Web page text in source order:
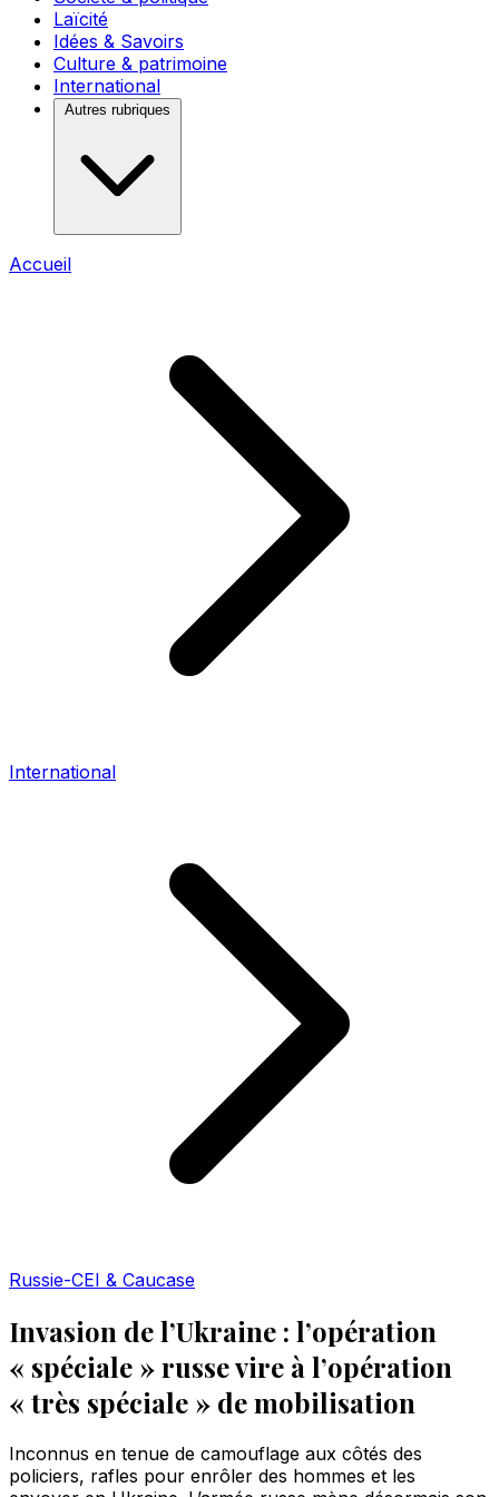
Laïcité
Idées & Savoirs
Culture & patrimoine
International
Autres rubriques
Accueil
International
Russie-CEI & Caucase
Invasion de l’Ukraine : l’opération
« spéciale » russe vire à l’opération
« très spéciale » de mobilisation
Inconnus en tenue de camouflage aux côtés des
policiers, rafles pour enrôler des hommes et les